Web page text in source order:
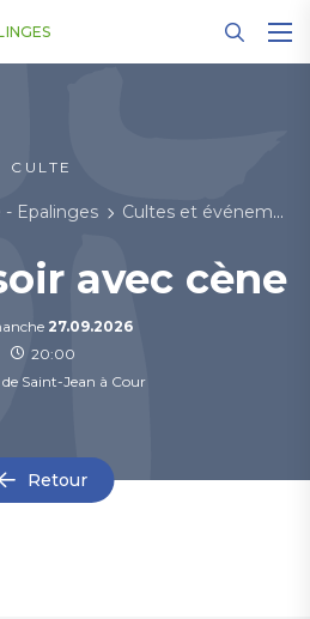
CULTE
- Epalinges Cultes et événements
avec cène
27.09.2026
20:00
de Saint-Jean à Cour
Retour